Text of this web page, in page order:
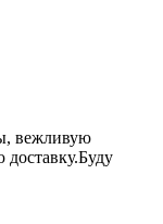
вежливую